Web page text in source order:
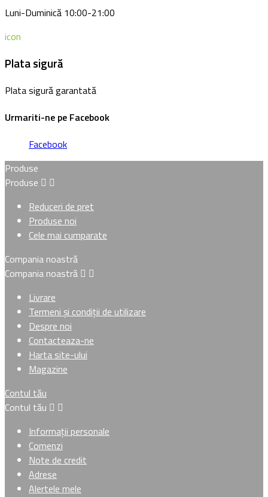
Luni-Duminică 10:00-21:00
icon
Plata sigură
Plata sigură garantată
Urmariti-ne pe Facebook
Facebook
Produse
Produse  
Reduceri de pret
Produse noi
Cele mai cumparate
Compania noastră
Compania noastră  
Livrare
Termeni și condiții de utilizare
Despre noi
Contacteaza-ne
Harta site-ului
Magazine
Contul tău
Contul tău  
Informații personale
Comenzi
Note de credit
Adrese
Alertele mele